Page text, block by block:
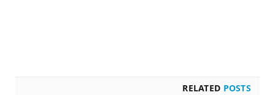
RELATED POSTS